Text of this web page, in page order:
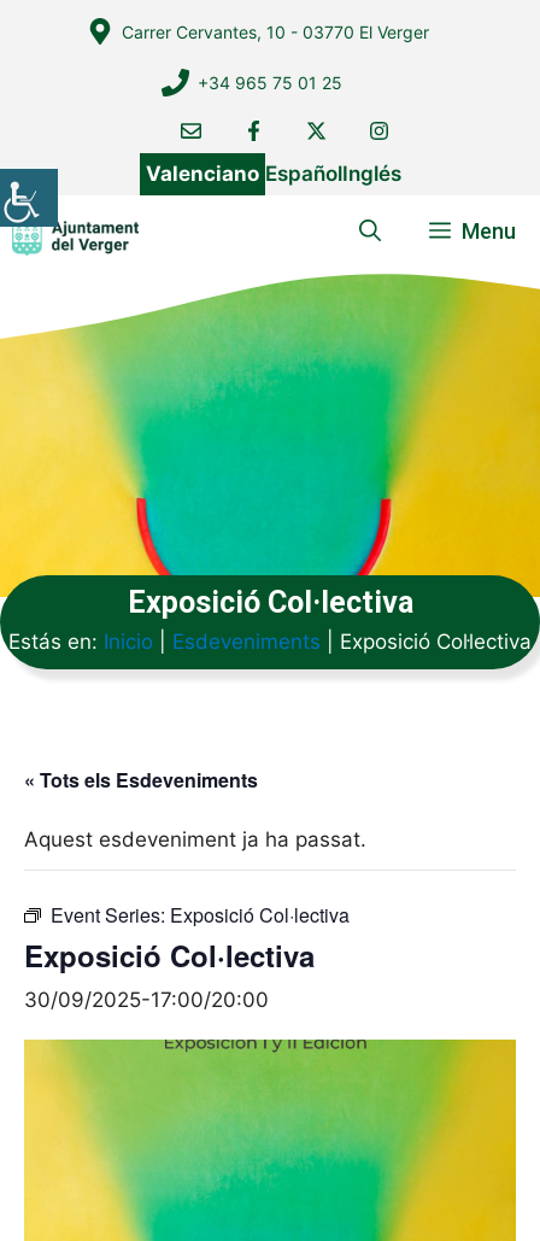
Carrer Cervantes, 10 - 03770 El Verger
+34 965 75 01 25
Valenciano EspañolInglés
Menu
Exposició Col·lectiva
Estás en: Inicio Esdeveniments Exposició Col·lectiva
« Tots els Esdeveniments
Aquest esdeveniment ja ha passat.
Event Series: Exposició Col·lectiva
Exposició Col·lectiva
30/09/2025-17:00/20:00